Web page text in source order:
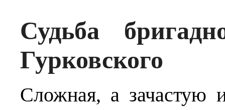
Судьба
Гурковского
Сложная, а зачастую